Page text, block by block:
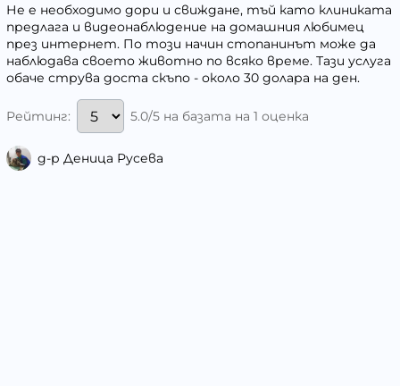
Не е необходимо дори и свиждане, тъй като клиниката
предлага и видеонаблюдение на домашния любимец
през интернет. По този начин стопанинът може да
наблюдава своето животно по всяко време. Тази услуга
обаче струва доста скъпо - около 30 долара на ден.
Рейтинг: 5.0/5 на базата на 1 оценка
д-р Деница Русева